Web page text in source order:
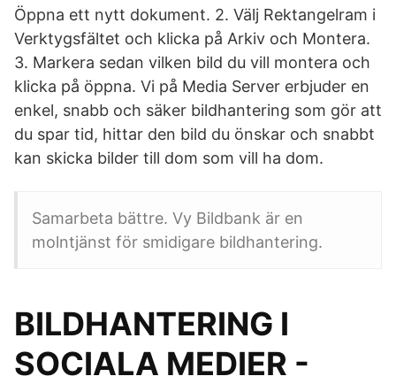
Öppna ett nytt dokument. 2. Välj Rektangelram i
Verktygsfältet och klicka på Arkiv och Montera.
3. Markera sedan vilken bild du vill montera och
klicka på öppna. Vi på Media Server erbjuder en
enkel, snabb och säker bildhantering som gör att
du spar tid, hittar den bild du önskar och snabbt
kan skicka bilder till dom som vill ha dom.
Samarbeta bättre. Vy Bildbank är en
molntjänst för smidigare bildhantering.
BILDHANTERING I
SOCIALA MEDIER -